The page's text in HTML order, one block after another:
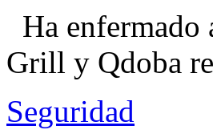
Ha enfermado
Grill y Qdoba
Seguridad